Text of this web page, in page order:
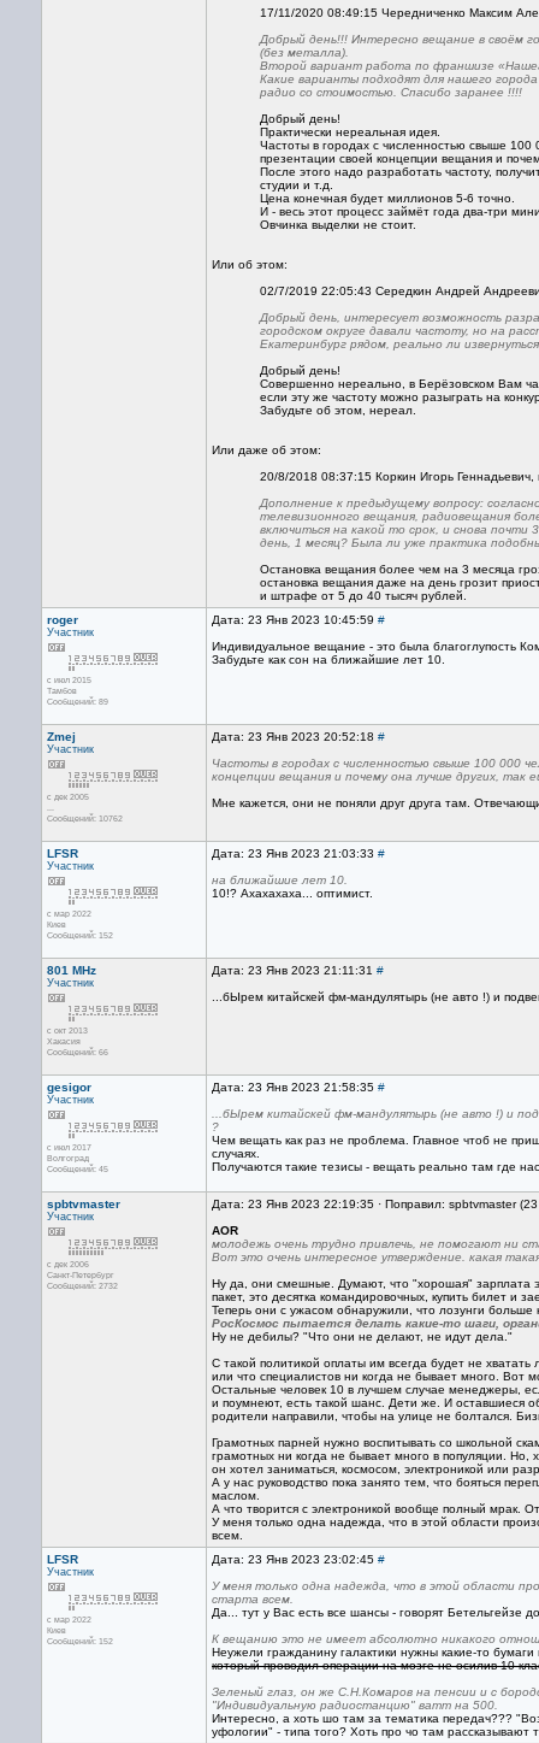
17/11/2020 08:49:15 Чередниченко Максим
Добрый день!!! Интересно вещание в своём
(без металла).
Второй вариант работа по франшизе
Какие варианты подходят для нашего
радио со стоимостью. Спасибо заранее !!!!
Добрый день!
Практически нереальная идея.
Частоты в городах с численностью свыше 100
презентации своей концепции вещания и
После этого надо разработать частоту,
студии и т.д.
Цена конечная будет миллионов 5-6 точно.
И - весь этот процесс займёт года два-три
Овчинка выделки не стоит.
Или об этом:
02/7/2019 22:05:43 Середкин Андрей
Добрый день, интересует возможность
городском округе давали частоту, но на
Екатеринбург рядом, реально ли
Добрый день!
Совершенно нереально, в Берёзовском Вам
если эту же частоту можно разыграть на
Забудьте об этом, нереал.
Или даже об этом:
20/8/2018 08:37:15 Коркин Игорь Геннадьевич,
Дополнение к предыдущему вопросу:
телевизионного вещания, радиовещания
включиться на какой то срок, и снова почти
день, 1 месяц? Была ли уже практика
Остановка вещания более чем на 3 месяца
остановка вещания даже на день грозит
и штрафе от 5 до 40 тысяч рублей.
roger
Участник
с июл 2015
Тамбов
Сообщений: 89
Дата: 23 Янв 2023 10:45:59 #
Индивидуальное вещание - это была благоглупость
Забудьте как сон на ближайшие лет 10.
Zmej
Участник
с дек 2005
...
Сообщений: 10762
Дата: 23 Янв 2023 20:52:18 #
Частоты в городах с численностью свыше 100 000
концепции вещания и почему она лучше других, так
Мне кажется, они не поняли друг друга там.
LFSR
Участник
с мар 2022
Киев
Сообщений: 152
Дата: 23 Янв 2023 21:03:33 #
на ближайшие лет 10.
10!? Ахахахаха... оптимист.
801 MHz
Участник
с окт 2013
Хакасия
Сообщений: 66
Дата: 23 Янв 2023 21:11:31 #
...бЫрем китайскей фм-мандулятырь (не авто !) и
gesigor
Участник
с июл 2017
Волгоград
Сообщений: 45
Дата: 23 Янв 2023 21:58:35 #
...бЫрем китайскей фм-мандулятырь (не авто !) и
?
Чем вещать как раз не проблема. Главное чтоб не
случаях.
Получаются такие тезисы - вещать реально там где
spbtvmaster
Участник
с дек 2006
Санкт-Петербург
Сообщений: 2732
Дата: 23 Янв 2023 22:19:35 · Поправил: spbtvmaster
AOR
молодежь очень трудно привлечь, не помогают ни
Вот это очень интересное утверждение. какая
Ну да, они смешные. Думают, что "хорошая" зарплата
пакет, это десятка командировочных, купить билет и
Теперь они с ужасом обнаружили, что лозунги
РосКосмос пытается делать какие-то шаги,
Ну не дебилы? "Что они не делают, не идут дела."
С такой политикой оплаты им всегда будет не
или что специалистов ни когда не бывает много. Вот
Остальные человек 10 в лучшем случае менеджеры,
и поумнеют, есть такой шанс. Дети же. И оставшиеся
родители направили, чтобы на улице не болтался.
Грамотных парней нужно воспитывать со школьной
грамотных ни когда не бывает много в популяции.
он хотел заниматься, космосом, электроникой или
А у нас руководство пока занято тем, что бояться
маслом.
А что творится с электроникой вообще полный мрак.
У меня только одна надежда, что в этой области
всем.
LFSR
Участник
с мар 2022
Киев
Сообщений: 152
Дата: 23 Янв 2023 23:02:45 #
У меня только одна надежда, что в этой области
старта всем.
Да... тут у Вас есть все шансы - говорят Бетельгейзе
К вещанию это не имеет абсолютно никакого
Неужели гражданину галактики нужны какие-то
который проводил операции на мозге не осилив 10
Зеленый глаз, он же С.Н.Комаров на пенсии и с
"Индивидуальную радиостанцию" ватт на 500.
Интересно, а хоть шо там за тематика передач???
уфологии" - типа того? Хоть про чо там рассказывают